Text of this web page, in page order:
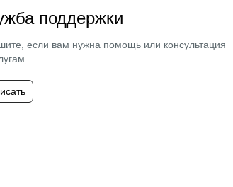
поддержки
если вам нужна помощь или консультация